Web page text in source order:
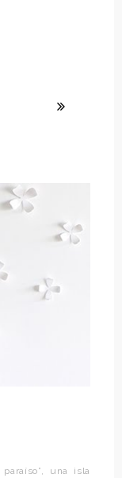
una isla